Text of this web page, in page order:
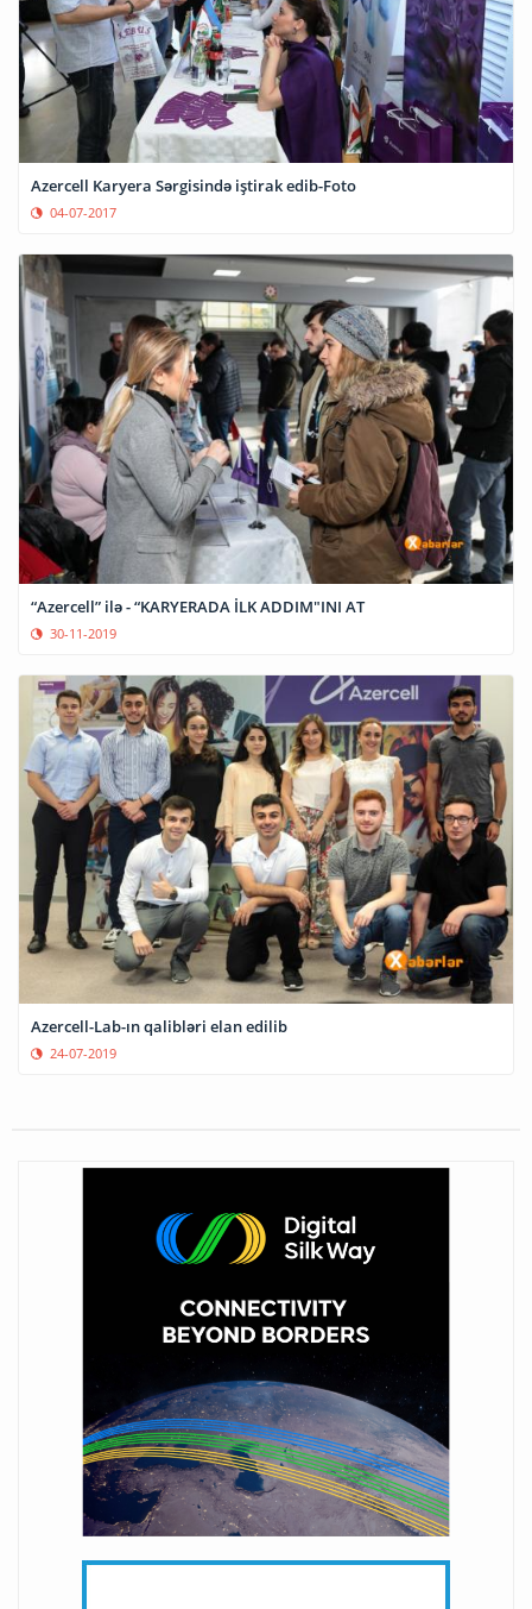
Azercell Karyera Sərgisində iştirak edib-Foto
04-07-2017
“Azercell” ilə - “KARYERADA İLK ADDIM"INI AT
30-11-2019
Azercell-Lab-ın qalibləri elan edilib
24-07-2019